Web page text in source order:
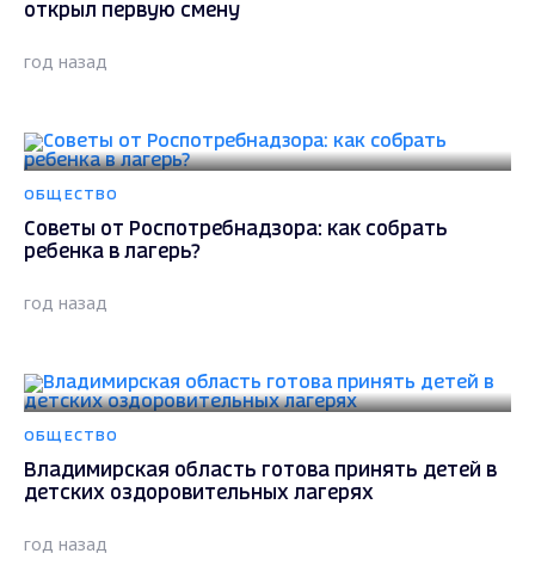
открыл первую смену
год назад
ОБЩЕСТВО
Советы от Роспотребнадзора: как собрать
ребенка в лагерь?
год назад
ОБЩЕСТВО
Владимирская область готова принять детей в
детских оздоровительных лагерях
год назад